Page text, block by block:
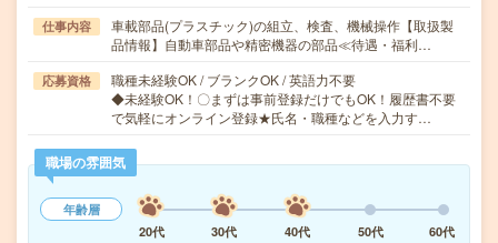
仕事内容
車載部品(プラスチック)の組立、検査、機械操作【取扱製
品情報】自動車部品や精密機器の部品≪待遇・福利…
応募資格
職種未経験OK / ブランクOK / 英語力不要
◆未経験OK！〇まずは事前登録だけでもOK！履歴書不要
で気軽にオンライン登録★氏名・職種などを入力す…
職場の雰囲気
年齢層
20代
30代 40代 50代 60代